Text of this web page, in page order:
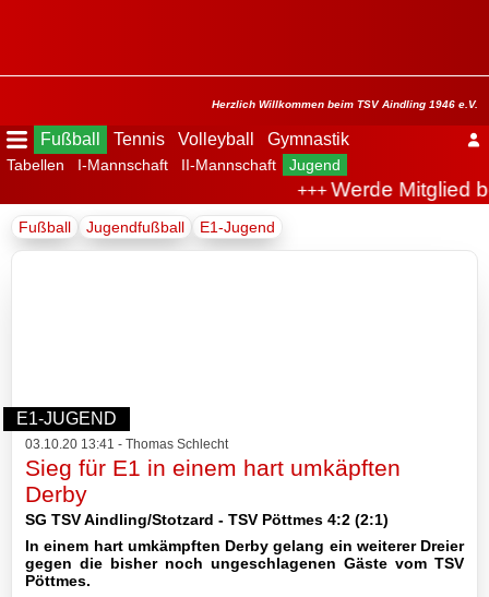
Herzlich Willkommen beim TSV Aindling 1946 e.V.
Fußball Tennis Volleyball Gymnastik
Tabellen I-Mannschaft II-Mannschaft Jugend
+++Werde Mitglied
Verein
I-
Mannschaft
II-
Mannschaft
III-
Mannschaft
Fußball Jugendfußball E1-Jugend
E1-JUGEND
03.10.20 13:41 - Thomas Schlecht
Sieg für E1 in einem hart umkäpften
Derby
SG TSV Aindling/Stotzard - TSV Pöttmes 4:2 (2:1)
In einem hart umkämpften Derby gelang ein weiterer Dreier
gegen die bisher noch ungeschlagenen Gäste vom TSV
Pöttmes.